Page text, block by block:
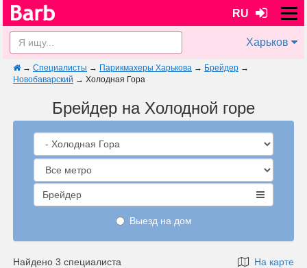
RU
Харьков
→ Специалисты → Парикмахеры Харькова → Брейдер →
Новобаварский → Холодная Гора
Брейдер на Холодной горе
Брейдер
Выезд на дом
Найдено 3 специалиста На карте